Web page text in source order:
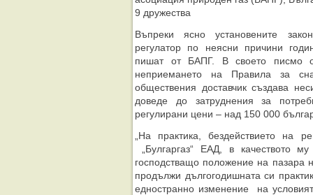
9 дружества
Въпреки ясно установените
регулатор по неясни причини
пишат от БАПГ. В своето писмо
неприемането на Правила за
обществения доставчик създава
доведе до затруднения за
регулирани цени – над 150 000
„На практика, бездействието на
„Булгаргаз“ ЕАД, в качеството
господстващо положение на пазара
продължи дългогодишната си
едностранно изменение на